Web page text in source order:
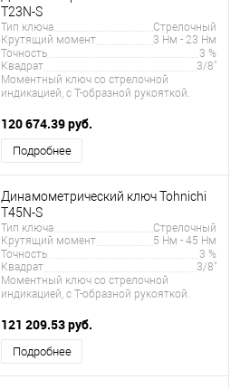
T23N-S
Тип ключа
Стрелочный
Крутящий момент
3 Нм - 23 Нм
Точность
3 %
Квадрат
3/8"
Моментный ключ со стрелочной
индикацией, с Т-образной рукояткой.
120 674.39 руб.
Подробнее
Динамометрический ключ Tohnichi
T45N-S
Тип ключа
Стрелочный
Крутящий момент
5 Нм - 45 Нм
Точность
3 %
Квадрат
3/8"
Моментный ключ со стрелочной
индикацией, с Т-образной рукояткой.
121 209.53 руб.
Подробнее